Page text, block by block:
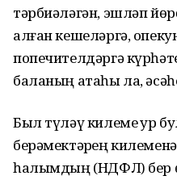
тәрбиәләгән, эшләп
алған кешеләргә,
попечителдәргә
баланың атаһы ла,
Был түләү килеме ҙур
берәмектәрҙең
һалымдың (НДФЛ) бер